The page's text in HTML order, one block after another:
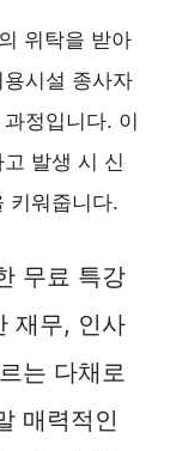
위탁을 받아
시설 종사자
정입니다. 이
발생 시 신
키워줍니다.
무료 특강
재무, 인사
는 다채로
매력적인